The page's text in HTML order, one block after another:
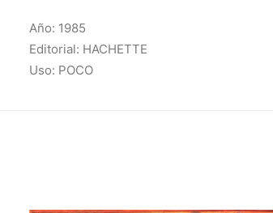
Año: 1985
Editorial: HACHETTE
Uso: POCO